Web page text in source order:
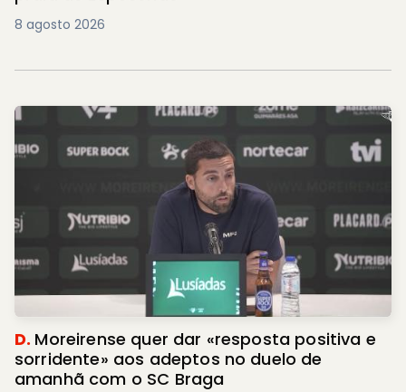
8 agosto 2026
D. Moreirense quer dar «resposta positiva e
sorridente» aos adeptos no duelo de
amanhã com o SC Braga